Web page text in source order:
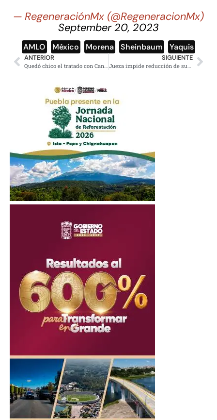
— RegeneraciónMx (@RegeneracionMx)
September 20, 2023
AMLO México Morena Sheinbaum Yaquis
ANTERIOR
Quedó chico el tratado con Canadá y EE.UU, agrandar T-MEC dice Ebrard
SIGUIENTE
Jueza impide reducción de sueldos y fideicomisos a integrantes del Poder Judicial